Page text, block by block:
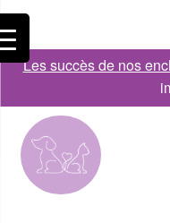
Les succès de nos